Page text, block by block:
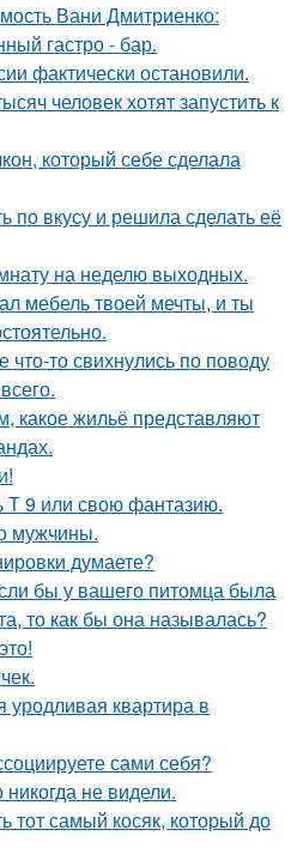
Вани Дмитриенко:
гастро - бар.
фактически остановили.
человек хотят запустить к
который себе сделала
по вкусу и решила сделать её
на неделю выходных.
мебель твоей мечты, и ты
то свихнулись по поводу
какое жильё представляют
Т 9 или свою фантазию.
мужчины.
думаете?
бы у вашего питомца была
то как бы она называлась?
уродливая квартира в
сами себя?
не видели.
тот самый косяк, который до